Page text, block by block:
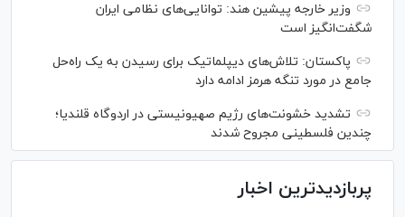
وزیر خارجه پیشین هند: توانایی‌های نظامی ایران
شگفت‌انگیز است
پاکستان: تلاش‌های دیپلماتیک برای رسیدن به یک راه‌حل
جامع در مورد تنگه هرمز ادامه دارد
تشدید خشونت‌های رژیم صهیونیستی در اردوگاه قلندیا؛
چندین فلسطینی مجروح شدند
پربازدیدترین اخبار